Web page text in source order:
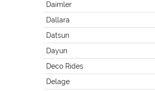
Daimler
Dallara
Datsun
Dayun
Deco Rides
Delage